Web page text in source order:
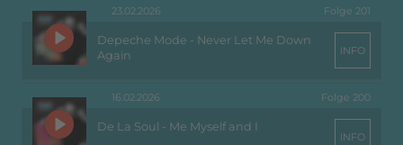
23.02.2026 Folge 201
Depeche Mode - Never Let Me Down
Again
INFO
16.02.2026 Folge 200
De La Soul - Me Myself and I
INFO